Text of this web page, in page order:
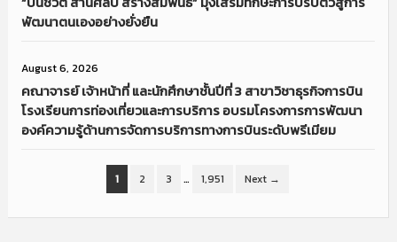
พัฒนาตนเองอย่างยั่งยืน
August 6, 2026
คณาจารย์ เจ้าหน้าที่ และนักศึกษาชั้นปีที่ 3 สาขาวิชาธุรกิจการบิน
โรงเรียนการท่องเที่ยวและการบริการ อบรมโครงการการพัฒนา
องค์ความรู้ด้านการจัดการบริการทางการบินระดับพรีเมียม
1 2 3 … 1,951 Next →